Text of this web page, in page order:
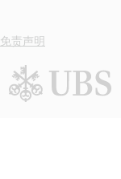
免责声明